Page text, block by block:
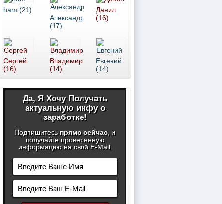
ham (21)
Александр
(17)
Данил
(16)
Сергей
(16)
Владимир
(14)
Евгений
(14)
Да, Я Хочу Получать
актуальную инфу о
заработке!
Подпишитесь прямо сейчас, и
получайте проверенную
информацию на свой E-Mail: